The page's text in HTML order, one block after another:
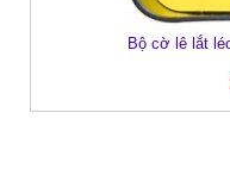
Bộ cờ lê lắt